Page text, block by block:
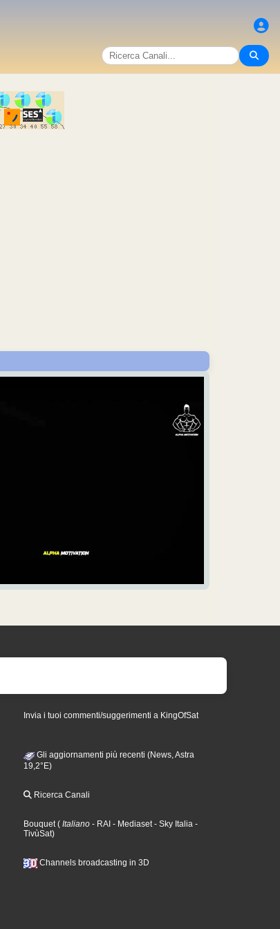
Invia i tuoi commenti/suggerimenti a KingOfSat
Gli aggiornamenti più recenti (News, Astra
19,2°E)
Ricerca Canali
Bouquet( Italiano - RAI - Mediaset- Sky Italia -
TivùSat)
Channels broadcasting in 3D